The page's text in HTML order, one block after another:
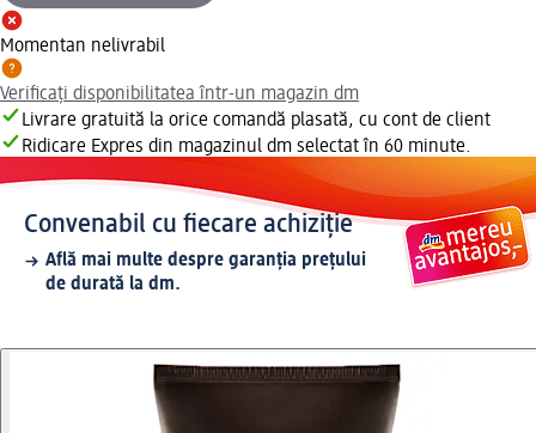
Momentan nelivrabil
Verificați disponibilitatea într-un magazin dm
Livrare gratuită la orice comandă plasată, cu cont de client
Ridicare Expres din magazinul dm selectat în 60 minute.
Convenabil cu fiecare achiziție
Află mai multe despre garanția prețului
de durată la dm.